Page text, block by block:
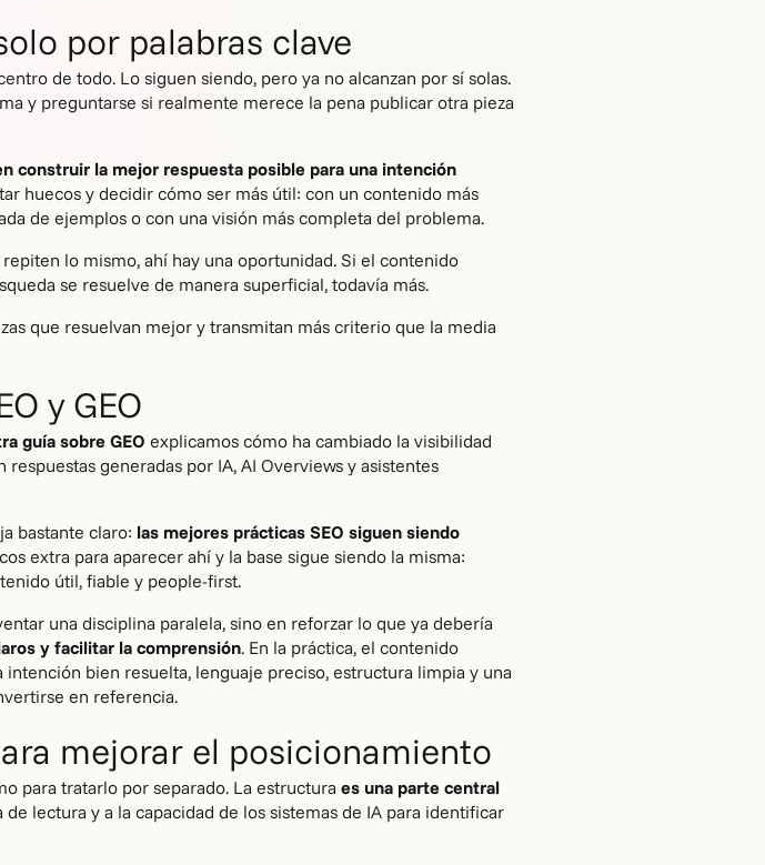
por palabras clave
de todo. Lo siguen siendo, pero ya no alcanzan por sí solas.
y preguntarse si realmente merece la pena publicar otra pieza
construir la mejor respuesta posible para una intención
huecos y decidir cómo ser más útil: con un contenido más
de ejemplos o con una visión más completa del problema.
lo mismo, ahí hay una oportunidad. Si el contenido
se resuelve de manera superficial, todavía más.
que resuelvan mejor y transmitan más criterio que la media
y GEO
guía sobre GEO explicamos cómo ha cambiado la visibilidad
generadas por IA, AI Overviews y asistentes
bastante claro: las mejores prácticas SEO siguen siendo
extra para aparecer ahí y la base sigue siendo la misma:
útil, fiable y people-first.
una disciplina paralela, sino en reforzar lo que ya debería
y facilitar la comprensión. En la práctica, el contenido
bien resuelta, lenguaje preciso, estructura limpia y una
en referencia.
mejorar el posicionamiento
para tratarlo por separado. La estructura es una parte central
de lectura y a la capacidad de los sistemas de IA para identificar